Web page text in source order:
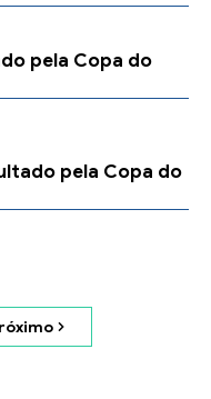
pela Copa do
pela Copa do